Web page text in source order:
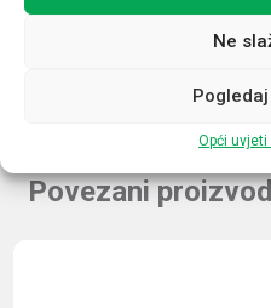
Ne
Opći
Povezani